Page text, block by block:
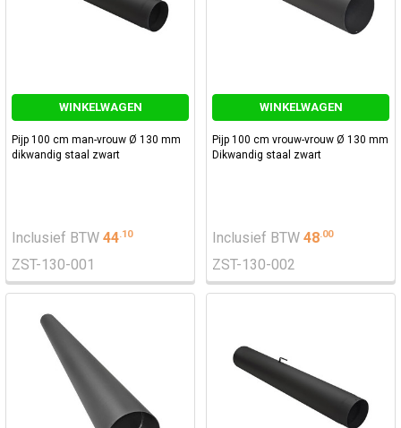
WINKELWAGEN
Pijp 100 cm man-vrouw Ø 130 mm
dikwandig staal zwart
Inclusief BTW 44.10
ZST-130-001
WINKELWAGEN
Pijp 100 cm vrouw-vrouw Ø 130 mm
Dikwandig staal zwart
Inclusief BTW 48.00
ZST-130-002